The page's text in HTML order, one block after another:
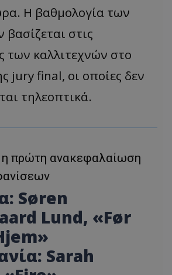
Η βαθμολογία των
στις
των καλλιτεχνών στο
jury final, οι οποίες δεν
τηλεοπτικά.
η πρώτη ανακεφαλαίωση
Søren
Lund, «Før
Sarah